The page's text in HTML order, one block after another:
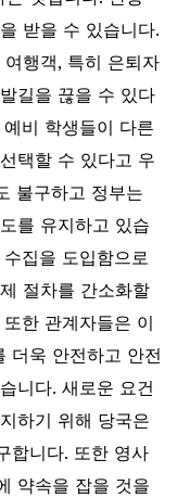
받을 수 있습니다.
행객, 특히 은퇴자
길을 끊을 수 있다
비 학생들이 다른
택할 수 있다고 우
불구하고 정부는
를 유지하고 있습
집을 도입함으로
절차를 간소화할
한 관계자들은 이
더욱 안전하고 안전
니다. 새로운 요건
하기 위해 당국은
합니다. 또한 영사
약속을 잡을 것을